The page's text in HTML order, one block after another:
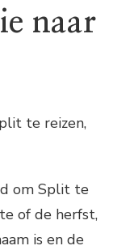
naar
te reizen,
om Split te
of de herfst,
is en de